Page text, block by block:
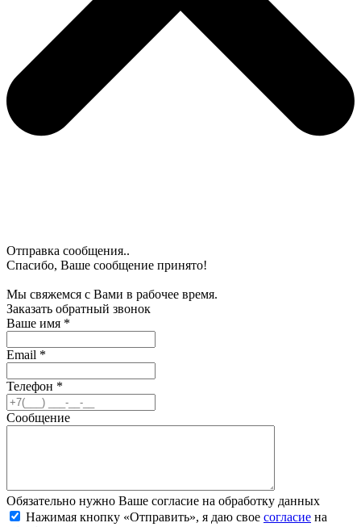
Отправка сообщения..
Спасибо, Ваше сообщение принято!
Мы свяжемся с Вами в рабочее время.
Заказать обратный звонок
Ваше имя *
Email *
Телефон *
Сообщение
Обязательно нужно Ваше согласие на обработку данных
Нажимая кнопку «Отправить», я даю свое согласие на